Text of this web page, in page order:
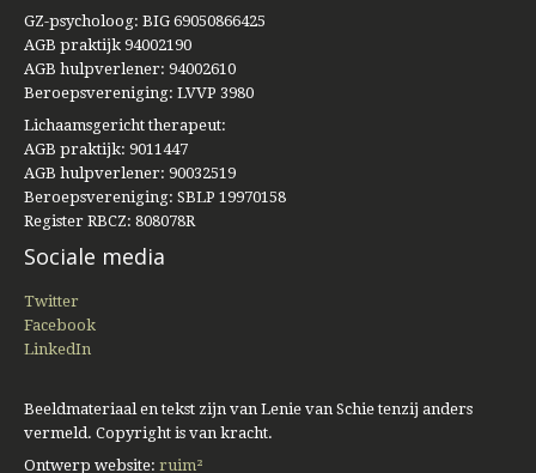
GZ-psycholoog: BIG 69050866425
AGB praktijk 94002190
AGB hulpverlener: 94002610
Beroepsvereniging: LVVP 3980
Lichaamsgericht therapeut:
AGB praktijk: 9011447
AGB hulpverlener: 90032519
Beroepsvereniging: SBLP 19970158
Register RBCZ: 808078R
Sociale media
Twitter
Facebook
LinkedIn
Beeldmateriaal en tekst zijn van Lenie van Schie tenzij anders
vermeld. Copyright is van kracht.
Ontwerp website: ruim²